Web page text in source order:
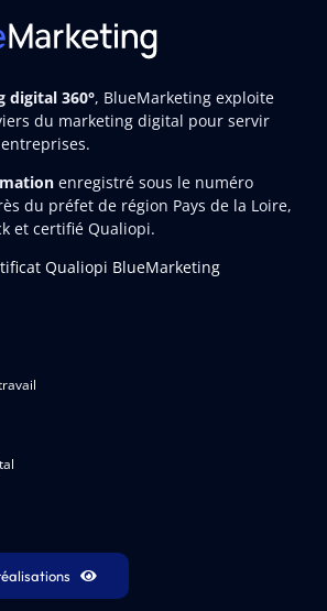
digital 360°, BlueMarketing exploite
du marketing digital pour servir
enregistré sous le numéro
du préfet de région Pays de la Loire,
et certifié Qualiopi.
Qualiopi BlueMarketing